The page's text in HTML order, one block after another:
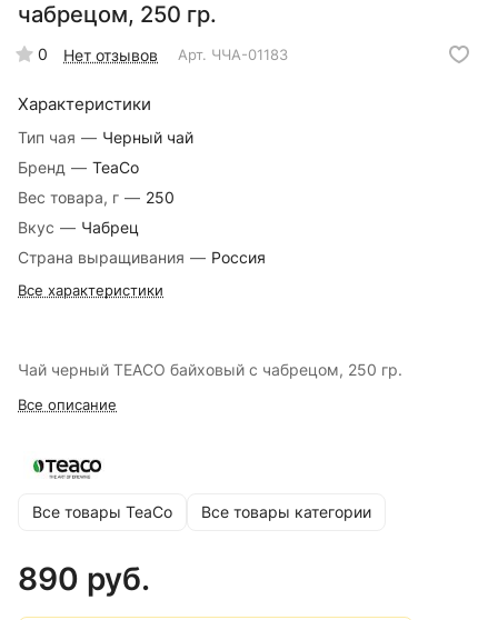
чабрецом, 250 гр.
0 Нет отзывов Арт. ЧЧА-01183
Характеристики
Тип чая — Черный чай
Бренд — TeaCo
Вес товара, г — 250
Вкус — Чабрец
Страна выращивания — Россия
Все характеристики
Чай черный TEACO байховый с чабрецом, 250 гр.
Все описание
Все товары TeaCo Все товары категории
890 руб.